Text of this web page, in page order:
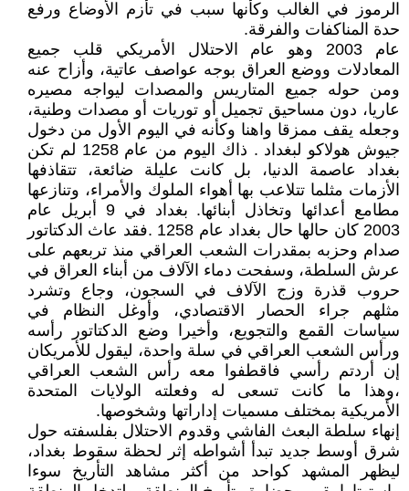
الرموز في الغالب وكأنها سبب في تأزم الأوضاع ورفع
حدة المناكفات والفرقة.
عام 2003 وهو عام الاحتلال الأمريكي قلب جميع
المعادلات ووضع العراق بوجه عواصف عاتية، وأزاح عنه
ومن حوله جميع المتاريس والمصدات ليواجه مصيره
عاريا، دون مساحيق تجميل أو توريات أو مصدات وطنية،
وجعله يقف ممزقا واهنا وكأنه في اليوم الأول من دخول
جيوش هولاكو لبغداد . ذاك اليوم من عام 1258 لم تكن
بغداد عاصمة الدنيا، بل كانت عليلة ضائعة، تتقاذفها
الأزمات مثلما تتلاعب بها أهواء الملوك والأمراء، وتنازعها
مطامع أعدائها وتخاذل أبنائها. بغداد في 9 أبريل عام
2003 كان حالها حال بغداد عام 1258 .فقد عاث الدكتاتور
صدام وحزبه بمقدرات الشعب العراقي منذ تربعهم على
عرش السلطة، وسفحت دماء الآلاف من أبناء العراق في
حروب قذرة وزج الآلاف في السجون، وجاع وتشرد
مثلهم جراء الحصار الاقتصادي، وأوغل النظام في
سياسات القمع والتجويع، وأخيرا وضع الدكتاتور رأسه
ورأس الشعب العراقي في سلة واحدة، ليقول للأمريكان
إن أردتم رأسي فاقطفوا معه رأس الشعب العراقي
،وهذا ما كانت تسعى له وفعلته الولايات المتحدة
الأمريكية بمختلف مسميات إداراتها وشخوصها.
إنهاء سلطة البعث الفاشي وقدوم الاحتلال بفلسفته حول
شرق أوسط جديد تبدأ أشواطه إثر لحظة سقوط بغداد،
ليظهر المشهد كواحد من أكثر مشاهد التأريخ سوءا